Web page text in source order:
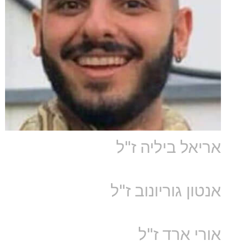
אריאל ביליה ז"ל
אנטון גוריונוב ז"ל
אורי ארד ז"ל